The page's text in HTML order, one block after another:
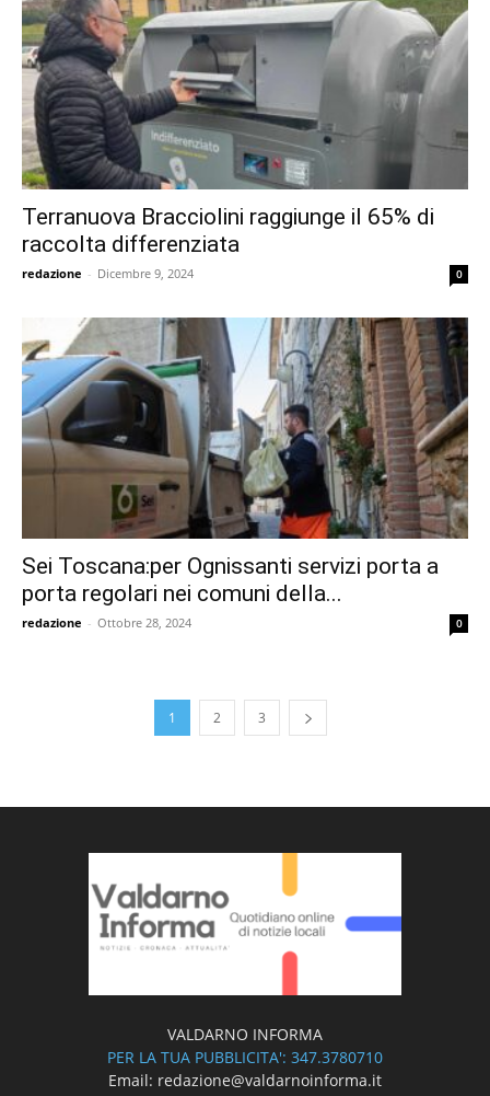
Terranuova Bracciolini raggiunge il 65% di
raccolta differenziata
redazione - Dicembre 9, 2024 0
Sei Toscana:per Ognissanti servizi porta a
porta regolari nei comuni della...
redazione - Ottobre 28, 2024 0
1 2 3
VALDARNO INFORMA
PER LA TUA PUBBLICITA': 347.3780710
Email: redazione@valdarnoinforma.it